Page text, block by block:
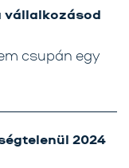
vállalkozásod
csupán egy
2024